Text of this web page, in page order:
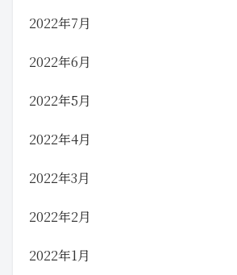
2022年7月
2022年6月
2022年5月
2022年4月
2022年3月
2022年2月
2022年1月